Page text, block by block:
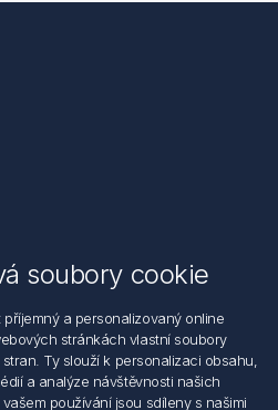
údajů fyzických osob
dokumentu
soubory cookie
a personalizovaný online
stránkách vlastní soubory
Ty slouží k personalizaci obsahu,
a analýze návštěvnosti našich
používání jsou sdíleny s našimi